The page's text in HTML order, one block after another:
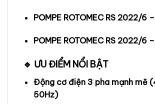
POMPE ROTOMEC RS 2022/6
POMPE ROTOMEC RS 2022/6
🔹 ƯU ĐIỂM NỔI BẬT
Động cơ điện 3 pha mạnh mẽ
50Hz)